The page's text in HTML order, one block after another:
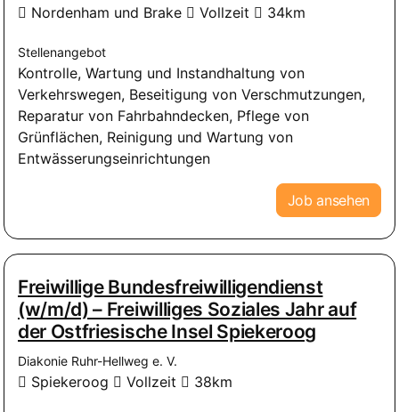
Nordenham und Brake Vollzeit 34km
Stellenangebot
Kontrolle, Wartung und Instandhaltung von
Verkehrswegen, Beseitigung von Verschmutzungen,
Reparatur von Fahrbahndecken, Pflege von
Grünflächen, Reinigung und Wartung von
Entwässerungseinrichtungen
Job ansehen
Freiwillige Bundesfreiwilligendienst
(w/m/d) – Freiwilliges Soziales Jahr auf
der Ostfriesische Insel Spiekeroog
Diakonie Ruhr-Hellweg e. V.
Spiekeroog Vollzeit 38km